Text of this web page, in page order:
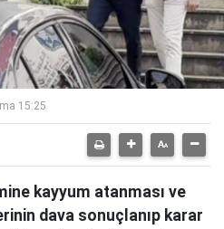
15:25
kayyum atanması ve
dava sonuçlanıp karar